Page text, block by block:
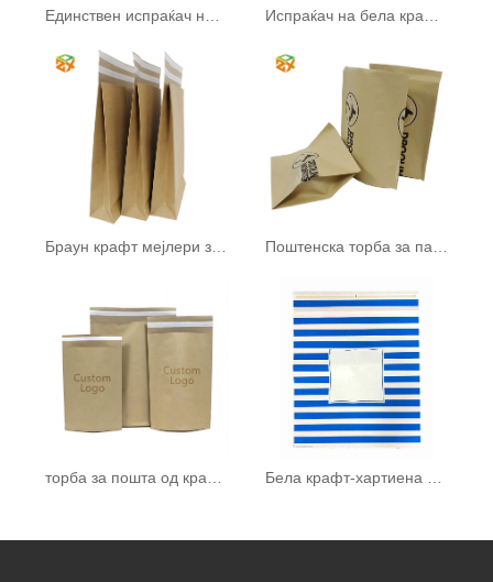
Единствен испраќач на крафт хартија Испраќач на бела крафт хартија со прозорец
Браун крафт мејлери за хартија